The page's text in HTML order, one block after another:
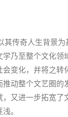
其传奇人生背景
乃至整个文化领
变化，并将之转
动整个文艺圈的
又进一步拓宽了
。